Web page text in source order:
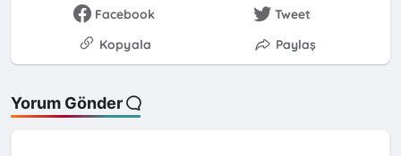
Facebook
Tweet
Kopyala
Paylaş
Yorum Gönder